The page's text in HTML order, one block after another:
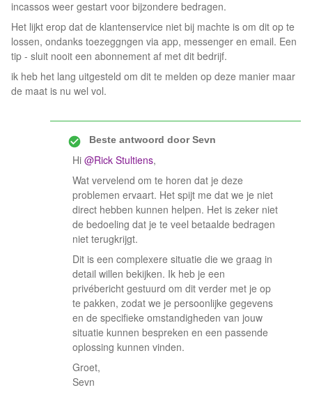
incassos weer gestart voor bijzondere bedragen.
Het lijkt erop dat de klantenservice niet bij machte is om dit op te
lossen, ondanks toezeggngen via app, messenger en email. Een
tip - sluit nooit een abonnement af met dit bedrijf.
ik heb het lang uitgesteld om dit te melden op deze manier maar
de maat is nu wel vol.
Beste antwoord doorSevn
Hi ​ @Rick Stultiens,
Wat vervelend om te horen dat je deze
problemen ervaart. Het spijt me dat we je niet
direct hebben kunnen helpen. Het is zeker niet
de bedoeling dat je te veel betaalde bedragen
niet terugkrijgt.
Dit is een complexere situatie die we graag in
detail willen bekijken. Ik heb je een
privébericht gestuurd om dit verder met je op
te pakken, zodat we je persoonlijke gegevens
en de specifieke omstandigheden van jouw
situatie kunnen bespreken en een passende
oplossing kunnen vinden.
Groet,
Sevn